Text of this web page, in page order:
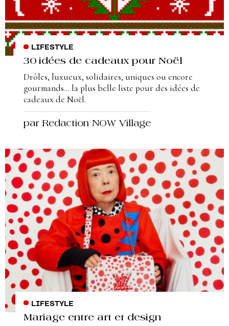
LIFESTYLE
30 idées de cadeaux pour Noël
Drôles, luxueux, solidaires, uniques ou encore
gourmands... la plus belle liste pour des idées de
cadeaux de Noël.
par Redaction NOW Village
LIFESTYLE
Mariage entre art et design